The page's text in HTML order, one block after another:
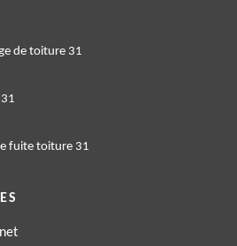
de toiture 31
fuite toiture 31